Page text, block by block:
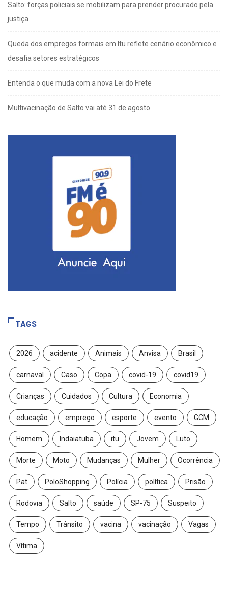
Salto: forças policiais se mobilizam para prender procurado pela
justiça
Queda dos empregos formais em Itu reflete cenário econômico e
desafia setores estratégicos
Entenda o que muda com a nova Lei do Frete
Multivacinação de Salto vai até 31 de agosto
TAGS
2026 acidente Animais Anvisa Brasil
carnaval Caso Copa covid-19 covid19
Crianças Cuidados Cultura Economia
educação emprego esporte evento GCM
Homem Indaiatuba itu Jovem Luto
Morte Moto Mudanças Mulher Ocorrência
Pat PoloShopping Polícia política Prisão
Rodovia Salto saúde SP-75 Suspeito
Tempo Trânsito vacina vacinação Vagas
Vítima